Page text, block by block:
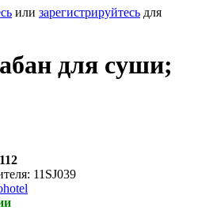
или зарегистрируйтесь для
для суши;
11SJ039